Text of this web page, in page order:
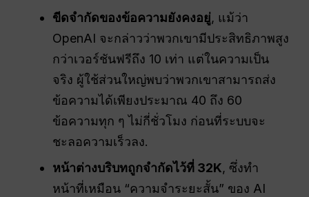
ขีดจำกัดของข้อความยังคงอยู่, แม้ว่า
OpenAI จะกล่าวว่าพวกเขามีประสิทธิภาพสูง
กว่าเวอร์ชันฟรีถึง 10 เท่า แต่ในความเป็น
จริง ผู้ใช้ส่วนใหญ่พบว่าพวกเขาสามารถส่ง
ข้อความได้เพียงประมาณ 40 ถึง 60
ข้อความทุก ๆ ไม่กี่ชั่วโมง ก่อนที่ระบบจะ
ชะลอความเร็วลง.
หน้าต่างบริบทถูกจำกัดไว้ที่ 32K, ซึ่งทำ
หน้าที่เหมือน “ความจำระยะสั้น” ของ AI